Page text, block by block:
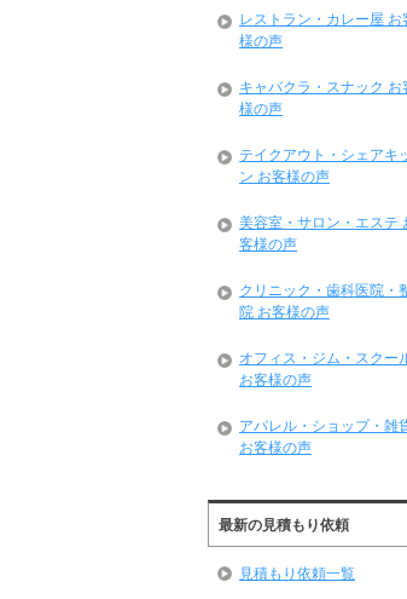
レストラン・カレー屋 お
様の声
キャバクラ・スナック お
様の声
テイクアウト・シェアキ
ン お客様の声
美容室・サロン・エステ
客様の声
クリニック・歯科医院・
院 お客様の声
オフィス・ジム・スクー
お客様の声
アパレル・ショップ・雑
お客様の声
最新の見積もり依頼
見積もり依頼一覧